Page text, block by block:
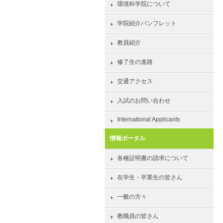
環境科学院について
学院紹介パンフレット
教員紹介
修了生の進路
交通アクセス
入試のお問い合わせ
International Applicants
情報ポータル
各種証明書の請求について
在学生・卒業生の皆さん
一般の方々
教職員の皆さん